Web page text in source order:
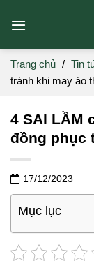
Trang chủ / Tin
tránh khi may áo
4 SAI LẦM
đồng phục
17/12/2023
Mục lục